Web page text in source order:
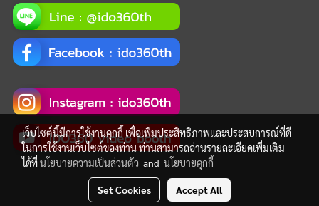
เว็บไซต์นี้มีการใช้งานคุกกี้ เพื่อเพิ่มประสิทธิภาพและประสบการณ์ที่ดี
ในการใช้งานเว็บไซต์ของท่าน ท่านสามารถอ่านรายละเอียดเพิ่มเติม
ได้ที่นโยบายความเป็นส่วนตัว and นโยบายคุกกี้
Set Cookies Accept All